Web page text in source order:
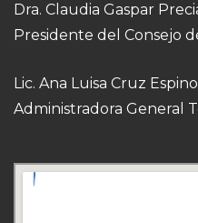
Dra. Claudia Gaspar
Presidente del Consejo
Lic. Ana Luisa Cruz
Administradora General